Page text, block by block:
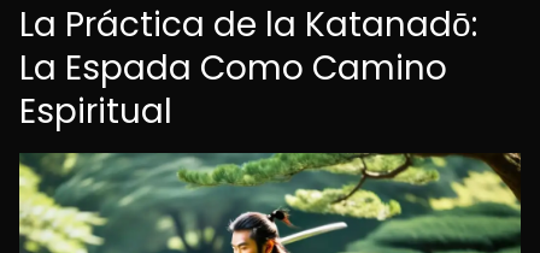
La Práctica de la Katanadō:
La Espada Como Camino
Espiritual